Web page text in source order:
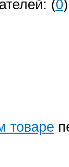
(0)
товаре